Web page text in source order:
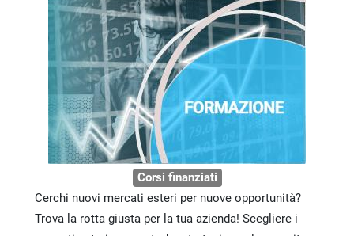
Corsi finanziati
Cerchi nuovi mercati esteri per nuove opportunità?
Trova la rotta giusta per la tua azienda! Scegliere i